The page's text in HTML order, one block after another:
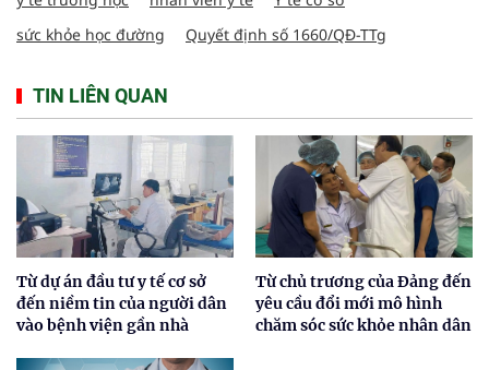
sức khỏe học đường
Quyết định số 1660/QĐ-TTg
TIN LIÊN QUAN
Từ dự án đầu tư y tế cơ sở
đến niềm tin của người dân
vào bệnh viện gần nhà
Từ chủ trương của Đảng đến
yêu cầu đổi mới mô hình
chăm sóc sức khỏe nhân dân